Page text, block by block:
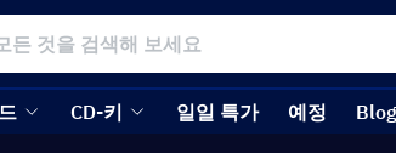
CD-키 일일 특가 예정 Blog